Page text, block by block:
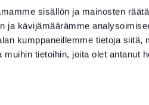
sisällön ja mainosten
ja kävijämäärämme
kumppaneillemme tietoja
muihin tietoihin, joita olet antanut